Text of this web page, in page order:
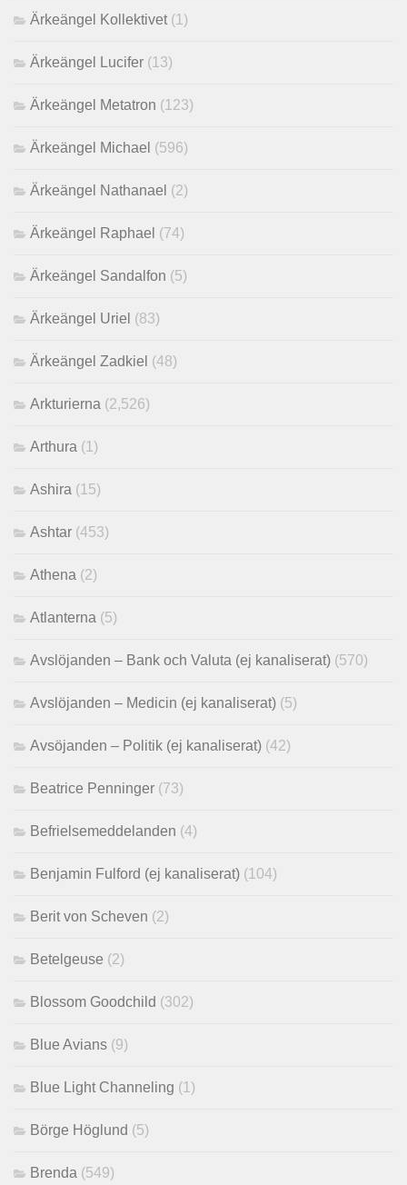
Ärkeängel Kollektivet (1)
Ärkeängel Lucifer (13)
Ärkeängel Metatron (123)
Ärkeängel Michael (596)
Ärkeängel Nathanael (2)
Ärkeängel Raphael (74)
Ärkeängel Sandalfon (5)
Ärkeängel Uriel (83)
Ärkeängel Zadkiel (48)
Arkturierna (2,526)
Arthura (1)
Ashira (15)
Ashtar (453)
Athena (2)
Atlanterna (5)
Avslöjanden – Bank och Valuta (ej kanaliserat) (570)
Avslöjanden – Medicin (ej kanaliserat) (5)
Avsöjanden – Politik (ej kanaliserat) (42)
Beatrice Penninger (73)
Befrielsemeddelanden (4)
Benjamin Fulford (ej kanaliserat) (104)
Berit von Scheven (2)
Betelgeuse (2)
Blossom Goodchild (302)
Blue Avians (9)
Blue Light Channeling (1)
Börge Höglund (5)
Brenda (549)